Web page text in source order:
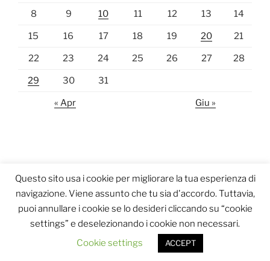
8 9 10 11 12 13 14
15 16 17 18 19 20 21
22 23 24 25 26 27 28
29 30 31
« Apr Giu »
Questo sito usa i cookie per migliorare la tua esperienza di
navigazione. Viene assunto che tu sia d'accordo. Tuttavia,
puoi annullare i cookie se lo desideri cliccando su “cookie
settings” e deselezionando i cookie non necessari.
Cookie settings
ACCEPT